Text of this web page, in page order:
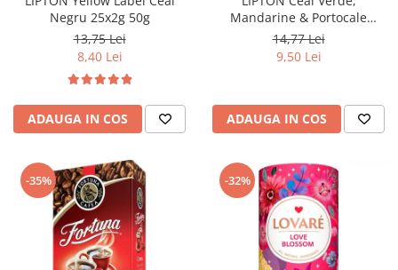
Negru 25x2g 50g
13,75 Lei
8,40 Lei
ADAUGA IN COS
Mandarine & Portocale
Piramide 20x2.1g (30.09.2026)
14,77 Lei
9,50 Lei
ADAUGA IN COS
-35% -32%